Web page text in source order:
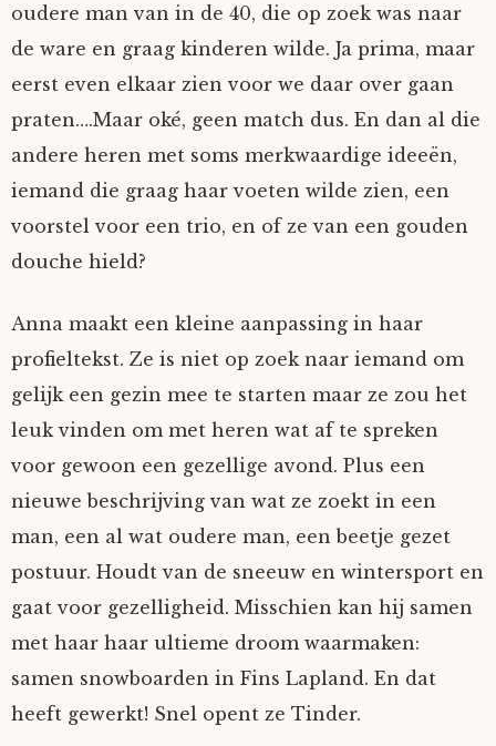
Sunniva
Switch
Tim-
Vrolijke Dondersteen
Zofianina
oudere man van in de 40, die op zoek was naar
de ware en graag kinderen wilde. Ja prima, maar
eerst even elkaar zien voor we daar over gaan
praten….Maar oké, geen match dus. En dan al die
andere heren met soms merkwaardige ideeën,
iemand die graag haar voeten wilde zien, een
voorstel voor een trio, en of ze van een gouden
douche hield?
Anna maakt een kleine aanpassing in haar
profieltekst. Ze is niet op zoek naar iemand om
gelijk een gezin mee te starten maar ze zou het
leuk vinden om met heren wat af te spreken
voor gewoon een gezellige avond. Plus een
nieuwe beschrijving van wat ze zoekt in een
man, een al wat oudere man, een beetje gezet
postuur. Houdt van de sneeuw en wintersport en
gaat voor gezelligheid. Misschien kan hij samen
met haar haar ultieme droom waarmaken:
samen snowboarden in Fins Lapland. En dat
heeft gewerkt! Snel opent ze Tinder.